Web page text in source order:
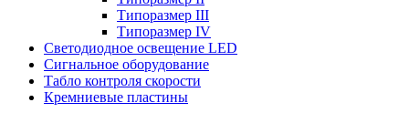
Типоразмер III
Типоразмер IV
Светодиодное освещение LED
Сигнальное оборудование
Табло контроля скорости
Кремниевые пластины